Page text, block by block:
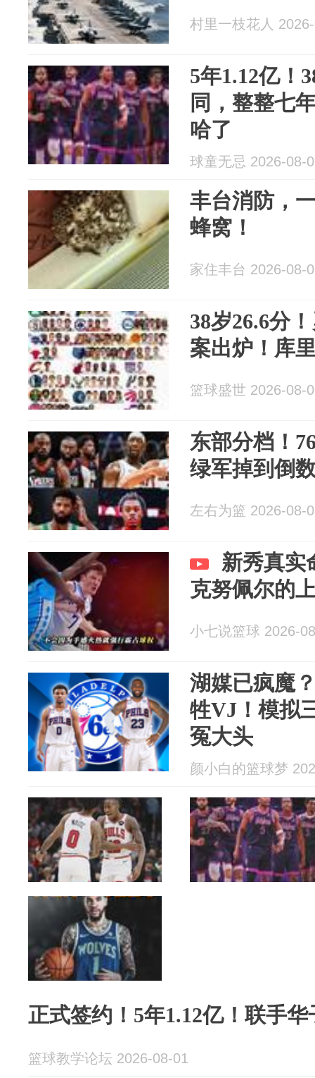
村里一枝花人
5年1.12亿！
同，整整七
哈了
球童无忌 2026-08-
丰台消防，
蜂窝！
家住丰台 2026-08-
38岁26.6分
案出炉！库
篮球盛世 2026-08-
东部分档！
绿军掉到倒
左右为篮 2026-08-
新秀真实
克努佩尔的
小七说篮球 2026-
湖媒已疯魔
牲VJ！模拟
冤大头
颜小白的篮球梦
正式签约！5年1.12亿！联手
篮球教学论坛 2026-08-01